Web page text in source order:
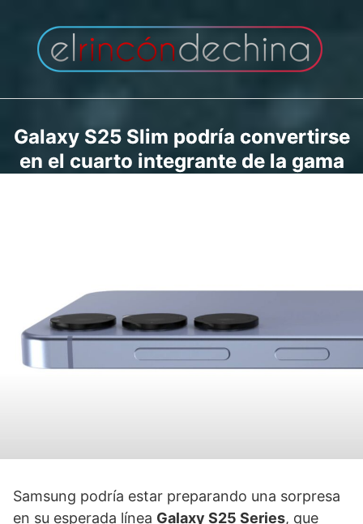
contenido
Galaxy S25 Slim podría convertirse
en el cuarto integrante de la gama
Samsung podría estar preparando una sorpresa
en su esperada línea Galaxy S25 Series, que